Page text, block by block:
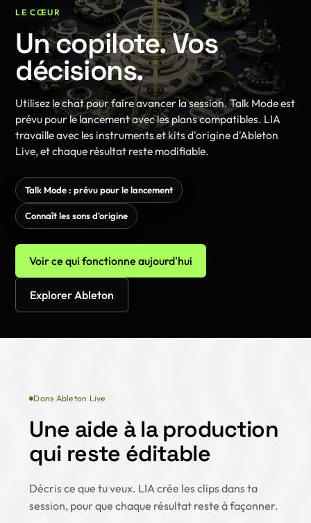
LE CŒUR
Un copilote. Vos
décisions.
Utilisez le chat pour faire avancer la session. Talk Mode est
prévu pour le lancement avec les plans compatibles. LIA
travaille avec les instruments et kits d'origine d'Ableton
Live, et chaque résultat reste modifiable.
Talk Mode : prévu pour le lancement
Connaît les sons d'origine
Voir ce qui fonctionne aujourd'hui
Explorer Ableton
Dans Ableton Live
Une aide à la production
qui reste éditable
Décris ce que tu veux. LIA crée les clips dans ta
session, pour que chaque résultat reste à façonner.